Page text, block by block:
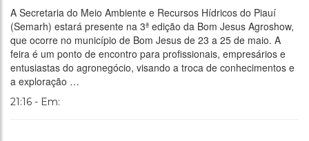
A Secretaria do Meio Ambiente e Recursos Hídricos do Piauí
(Semarh) estará presente na 3ª edição da Bom Jesus Agroshow,
que ocorre no município de Bom Jesus de 23 a 25 de maio. A
feira é um ponto de encontro para profissionais, empresários e
entusiastas do agronegócio, visando a troca de conhecimentos e
a exploração …
21:16 - Em: